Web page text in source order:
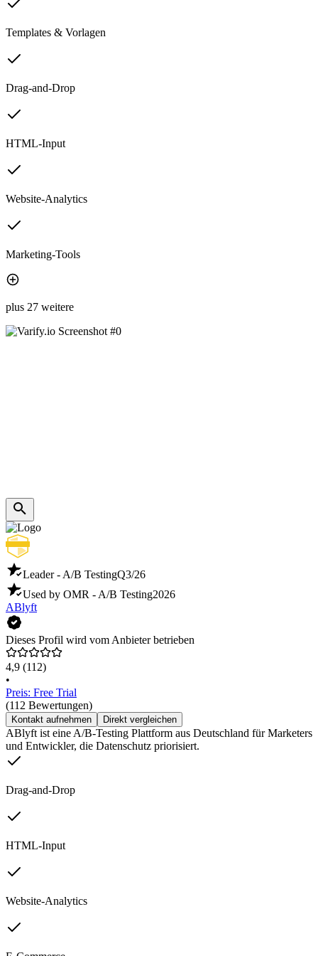
Templates & Vorlagen
Drag-and-Drop
HTML-Input
Website-Analytics
Marketing-Tools
plus 27 weitere
Leader - A/B TestingQ3/26
Used by OMR - A/B Testing2026
ABlyft
Dieses Profil wird vom Anbieter betrieben
4,9 (112)
•
Preis: Free Trial
(112 Bewertungen)
Kontakt aufnehmen Direkt vergleichen
ABlyft ist eine A/B-Testing Plattform aus Deutschland für Marketers
und Entwickler, die Datenschutz priorisiert.
Drag-and-Drop
HTML-Input
Website-Analytics